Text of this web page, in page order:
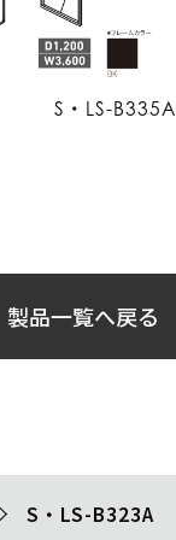
S・LS-B335A
製品一覧へ戻る
S・LS-B323A